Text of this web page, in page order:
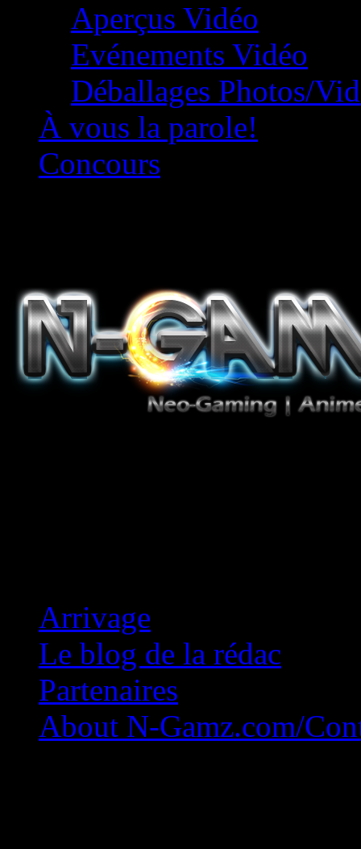
Aperçus Vidéo
Evénements Vidéo
Déballages Photos/
À vous la parole!
Concours
Arrivage
Le blog de la rédac
Partenaires
About N-Gamz.com/